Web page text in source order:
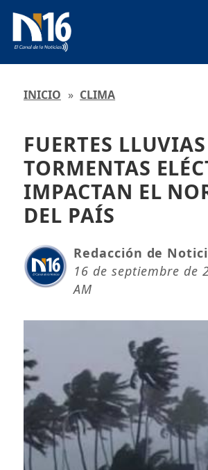
INICIO » CLIMA
FUERTES
TORMENTAS
IMPACTAN EL
DEL PAÍS
Redacción de
16 de septiembre de
AM